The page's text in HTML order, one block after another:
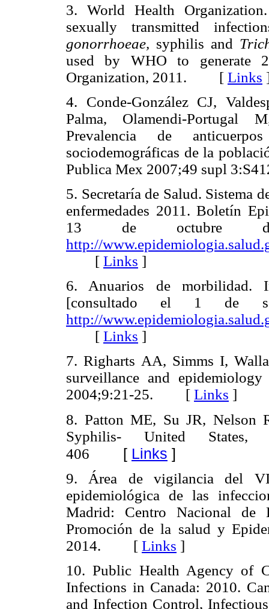
3. World Health
sexually transmitted
gonorrhoeae, syphilis and
used by WHO to generate
Organization, 2011. [ Links
4. Conde-González CJ,
Palma, Olamendi-Portugal
Prevalencia de
sociodemográficas de la
Publica Mex 2007;49 supl
5. Secretaría de Salud. Sistema
enfermedades 2011. Boletín
13 de octubre
http://
[ Links ]
6. Anuarios de morbilidad.
[consultado el 1 de
http://
[ Links ]
7. Righarts AA, Simms I,
surveillance and
2004;9:21-25. [ Links ]
8. Patton ME, Su JR, Nelson
Syphilis- United States,
406 [ Links ]
9. Área de vigilancia del
epidemiológica de las
Madrid: Centro Nacional de
Promoción de la salud y
2014. [ Links ]
10. Public Health Agency of
Infections in Canada: 2010.
and Infection Control,